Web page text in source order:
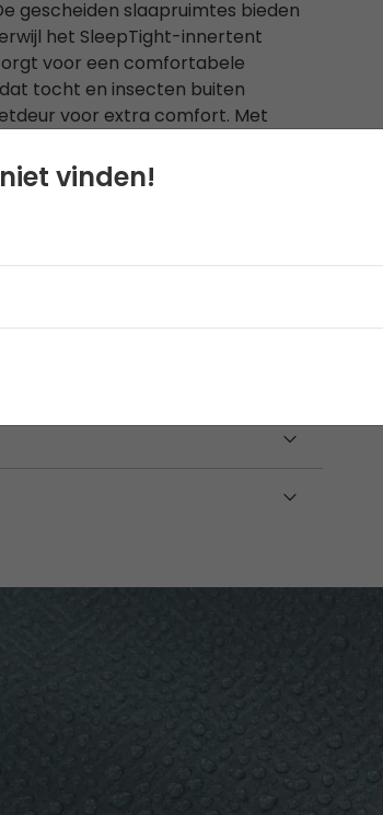
gescheiden slaapruimtes bieden
het SleepTight-innertent
voor een comfortabele
tocht en insecten buiten
voor extra comfort. Met
tot stroom is de Skarvan 5
gezin.vinden!